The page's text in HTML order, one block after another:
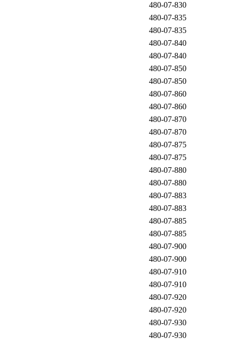
480-07-830
480-07-835
480-07-835
480-07-840
480-07-840
480-07-850
480-07-850
480-07-860
480-07-860
480-07-870
480-07-870
480-07-875
480-07-875
480-07-880
480-07-880
480-07-883
480-07-883
480-07-885
480-07-885
480-07-900
480-07-900
480-07-910
480-07-910
480-07-920
480-07-920
480-07-930
480-07-930